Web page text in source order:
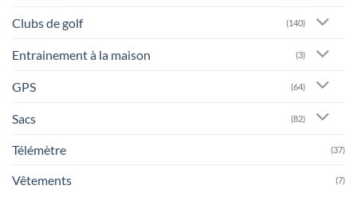
Clubs de golf (140)
Entrainement à la maison (3)
GPS (64)
Sacs (82)
Télémètre (37)
Vêtements (7)